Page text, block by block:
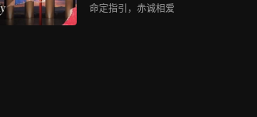
命定指引，赤诚相爱